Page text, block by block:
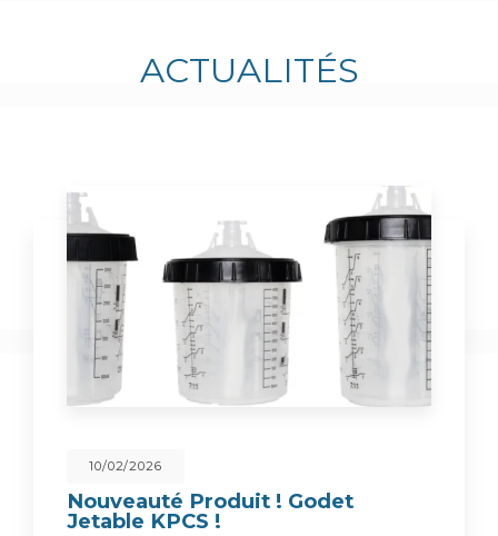
ACTUALITÉS
10/02/2026
Nouveauté Produit ! Godet
Jetable KPCS !